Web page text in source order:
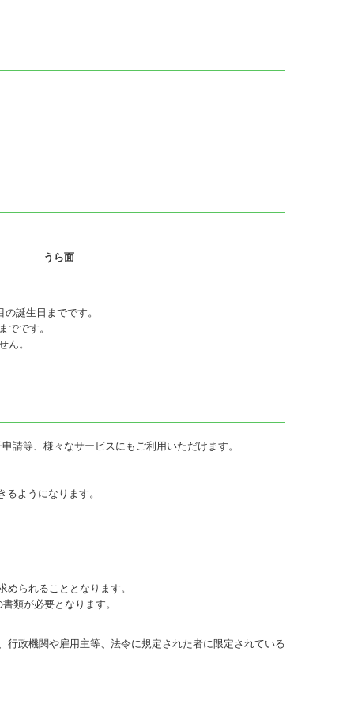
うら面
誕生日までです。
でです。
ん。
請等、様々なサービスにもご利用いただけます。
ようになります。
られることとなります。
類が必要となります。
政機関や雇用主等、法令に規定された者に限定されている